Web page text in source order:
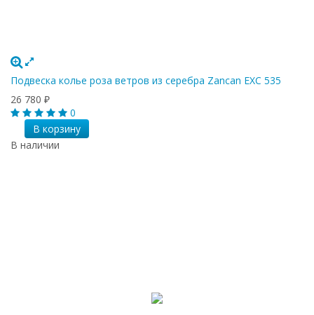
Подвеска колье роза ветров из серебра Zancan EXC 535
26 780 ₽
0
В корзину
В наличии